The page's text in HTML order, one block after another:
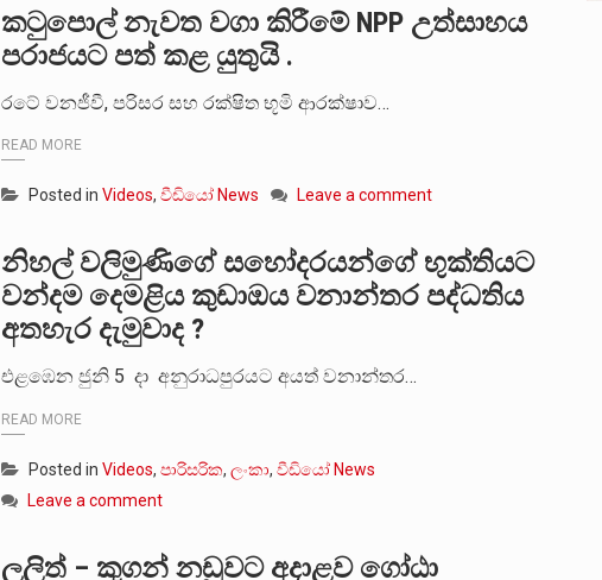
කටුපොල් නැවත වගා කිරීමේ NPP උත්සාහය
පරාජයට පත් කළ යුතුයි .
රටේ වනජීවී, පරිසර සහ රක්ෂිත භූමි ආරක්ෂාව…
READ MORE
Posted in Videos, වීඩියෝ News Leave a comment
නිහල් වලිමුණිගේ සහෝදරයන්ගේ භුක්තියට
වන්දම දෙමළිය කුඩාඔය වනාන්තර පද්ධතිය
අතහැර දැමුවාද ?
එළඹෙන ජුනි 5 දා අනුරාධපුරයට අයත් වනාන්තර…
READ MORE
Posted in Videos, පාරිසරික, ලංකා, වීඩියෝ News
Leave a comment
ලලිත් – කුගන් නඩුවට අදාළව ගෝඨා